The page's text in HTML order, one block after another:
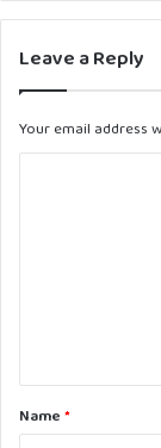
Leave a Reply
Your email address
t
*Name *